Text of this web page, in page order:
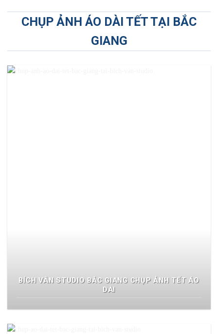
CHỤP ẢNH ÁO DÀI TẾT TẠI BẮC
GIANG
BÍCH VÂN STUDIO BẮC GIANG CHỤP ẢNH TẾT ÁO
DÀI